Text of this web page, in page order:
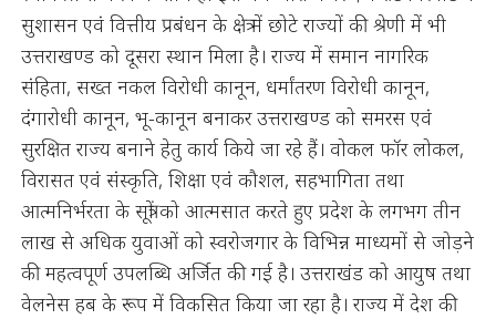
सुशासन एवं वित्तीय प्रबंधन के क्षेत्र में छोटे राज्यों की श्रेणी में भी
उत्तराखण्ड को दूसरा स्थान मिला है। राज्य में समान नागरिक
संहिता, सख्त नकल विरोधी कानून, धर्मांतरण विरोधी कानून,
दंगारोधी कानून, भू-कानून बनाकर उत्तराखण्ड को समरस एवं
सुरक्षित राज्य बनाने हेतु कार्य किये जा रहे हैं। वोकल फॉर लोकल,
विरासत एवं संस्कृति, शिक्षा एवं कौशल, सहभागिता तथा
आत्मनिर्भरता के सूत्रों को आत्मसात करते हुए प्रदेश के लगभग तीन
लाख से अधिक युवाओं को स्वरोजगार के विभिन्न माध्यमों से जोड़ने
की महत्वपूर्ण उपलब्धि अर्जित की गई है। उत्तराखंड को आयुष तथा
वेलनेस हब के रूप में विकसित किया जा रहा है। राज्य में देश की